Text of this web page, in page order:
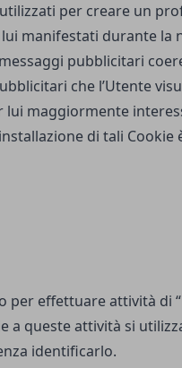
per creare un
manifestati durante la
pubblicitari
che l’Utente
lui maggiormente
di tali Cookie
per effettuare attività di
a queste attività si
identificarlo.